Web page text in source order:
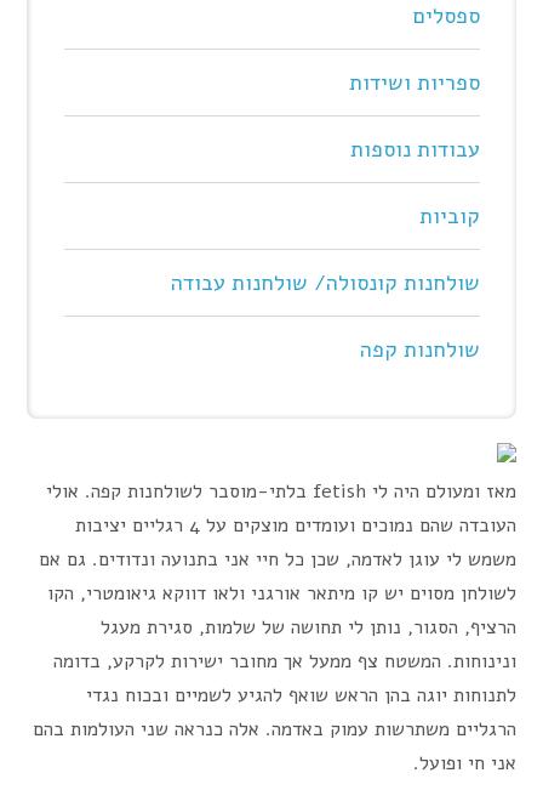
ספסלים
ספריות ושידות
עבודות נוספות
קוביות
שולחנות קונסולה/ שולחנות עבודה
שולחנות קפה
מאז ומעולם היה לי fetish בלתי-מוסבר לשולחנות קפה. אולי
העובדה שהם נמוכים ועומדים מוצקים על 4 רגליים יציבות
משמש לי עוגן לאדמה, שכן כל חיי אני בתנועה ונדודים. גם אם
לשולחן מסוים יש קו מיתאר אורגני ולאו דווקא גיאומטרי, הקו
הרציף, הסגור, נותן לי תחושה של שלמות, סגירת מעגל
ונינוחות. המשטח צף ממעל אך מחובר ישירות לקרקע, בדומה
לתנוחות יוגה בהן הראש שואף להגיע לשמיים ובכוח נגדי
הרגליים משתרשות עמוק באדמה. אלה כנראה שני העולמות בהם
אני חי ופועל.